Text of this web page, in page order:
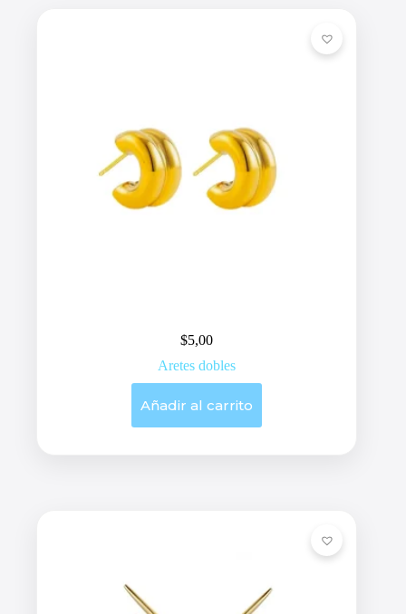
$5,00
Aretes dobles
Añadir al carrito